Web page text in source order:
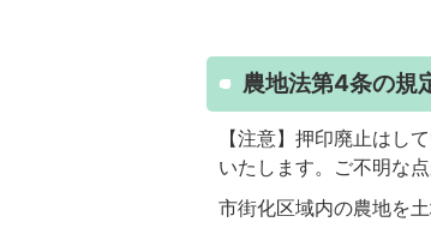
農地法第4条の規
【注意】押印廃止はし
いたします。ご不明な
市街化区域内の農地を